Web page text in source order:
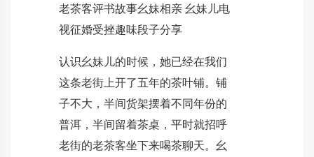
老茶客评书故事幺妹相亲 幺妹儿电
视征婚受挫趣味段子分享
认识幺妹儿的时候，她已经在我们
这条老街上开了五年的茶叶铺。铺
子不大，半间货架摆着不同年份的
普洱，半间留着茶桌，平时就招呼
老街的老茶客坐下来喝茶聊天。幺